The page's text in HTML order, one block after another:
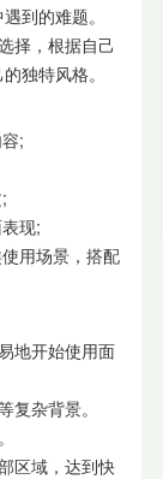
到的难题。
择，根据自己
独特风格。
;
现;
用场景，搭配
地开始使用面
杂背景。
区域，达到快